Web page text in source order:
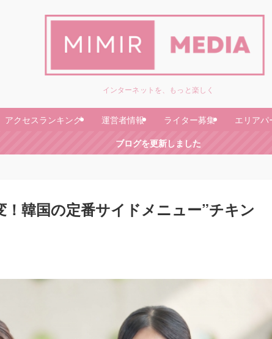
インターネットを、もっと楽しく
アクセスランキング 運営者情報 ライター募集 エリアパ
ブログを更新しました
韓国の定番サイドメニュー”チキン